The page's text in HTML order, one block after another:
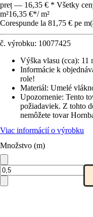
preț — 16,35 € * Všetky
m²16,35 €*/ m²
Corespunde la 81,75 € pe m(
č. výrobku: 10077425
Výška vlasu (cca): 11
Informácie k
role!
Materiál: Umelé
Upozornenie: Tento
požiadaviek. Z tohto
nemôžete tovar
Viac informácií o výrobku
Množstvo (m)